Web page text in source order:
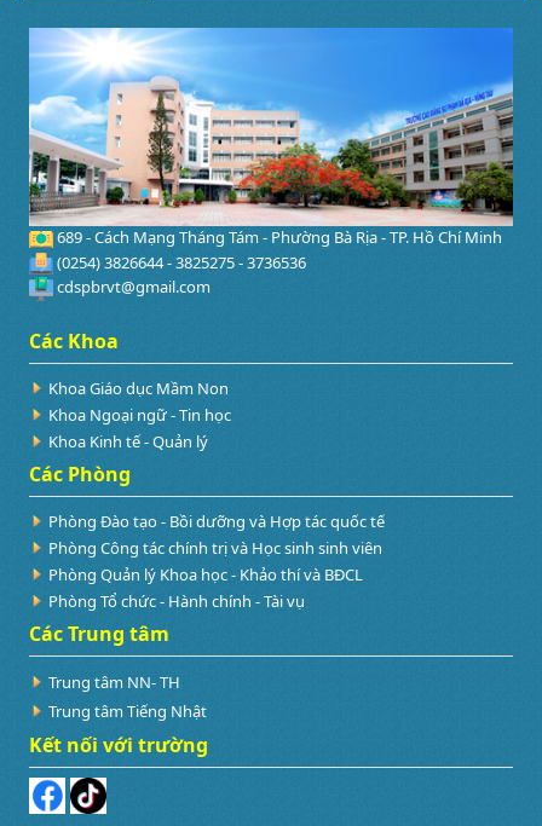
689 - Cách Mạng Tháng Tám - Phường Bà Rịa - TP. Hồ Chí Minh
(0254) 3826644 - 3825275 - 3736536
cdspbrvt@gmail.com
Các Khoa
Khoa Giáo dục Mầm Non
Khoa Ngoại ngữ - Tin học
Khoa Kinh tế - Quản lý
Các Phòng
Phòng Đào tạo - Bồi dưỡng và Hợp tác quốc tế
Phòng Công tác chính trị và Học sinh sinh viên
Phòng Quản lý Khoa học - Khảo thí và BĐCL
Phòng Tổ chức - Hành chính - Tài vụ
Các Trung tâm
Trung tâm NN- TH
Trung tâm Tiếng Nhật
Kết nối với trường